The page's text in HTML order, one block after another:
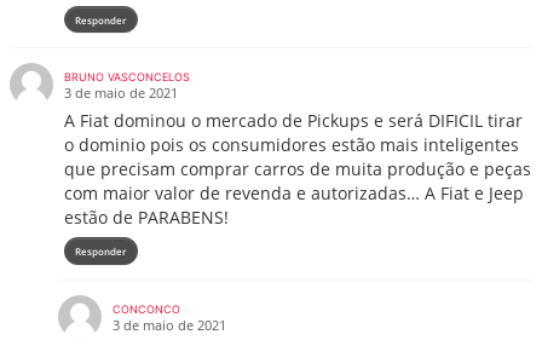
Responder
BRUNO VASCONCELOS
3 de maio de 2021
A Fiat dominou o mercado de Pickups e será DIFICIL tirar
o dominio pois os consumidores estão mais inteligentes
que precisam comprar carros de muita produção e peças
com maior valor de revenda e autorizadas… A Fiat e Jeep
estão de PARABENS!
Responder
CONCONCO
3 de maio de 2021